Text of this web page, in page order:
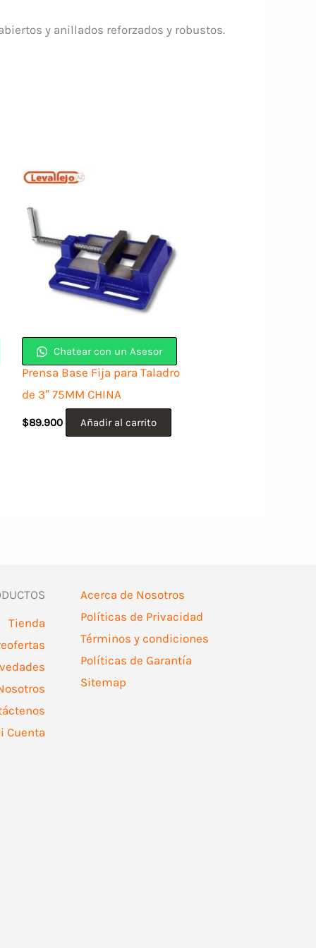
y anillados reforzados y robustos.
Chatear con un Asesor
Prensa Base Fija para Taladro
de 3″ 75MM CHINA
$89.900 Añadir al carrito
Tienda
Cuenta
Acerca de Nosotros
Políticas de Privacidad
Términos y condiciones
Políticas de Garantía
Sitemap